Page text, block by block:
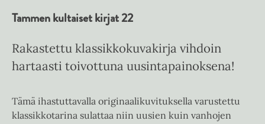
Tammen kultaiset kirjat 22
Rakastettu klassikkokuvakirja vihdoin
hartaasti toivottuna uusintapainoksena!
Tämä ihastuttavalla originaalikuvituksella varustettu
klassikkotarina sulattaa niin uusien kuin vanhojen